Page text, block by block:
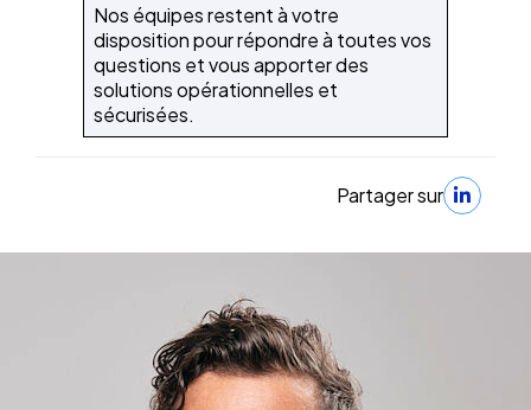
Nos équipes restent à votre
disposition pour répondre à toutes vos
questions et vous apporter des
solutions opérationnelles et
sécurisées.
Partager sur